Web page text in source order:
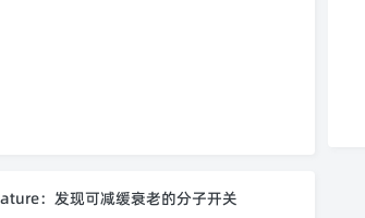
：发现可减缓衰老的分子开关